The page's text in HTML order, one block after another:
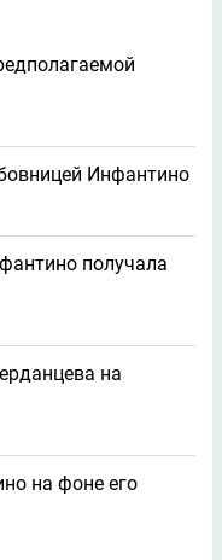
Инфантино
получала
на
на фоне его